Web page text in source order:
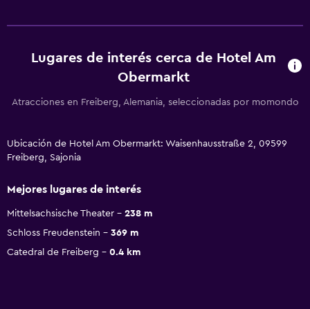
Lugares de interés cerca de Hotel Am
Obermarkt
Atracciones en Freiberg, Alemania, seleccionadas por momondo
Ubicación de Hotel Am Obermarkt: Waisenhausstraße 2, 09599
Freiberg, Sajonia
Mejores lugares de interés
Mittelsachsische Theater
238 m
Schloss Freudenstein
369 m
Catedral de Freiberg
0.4 km